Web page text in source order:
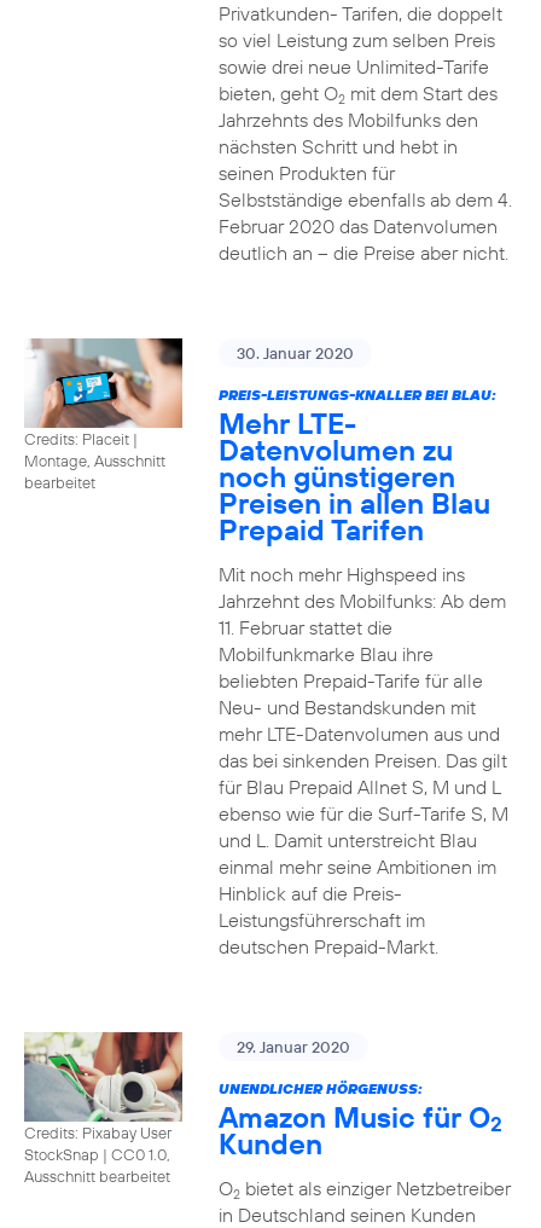
Privatkunden- Tarifen, die doppelt
so viel Leistung zum selben Preis
sowie drei neue Unlimited-Tarife
bieten, geht O2mit dem Start des
Jahrzehnts des Mobilfunks den
nächsten Schritt und hebt in
seinen Produkten für
Selbstständige ebenfalls ab dem 4.
Februar 2020 das Datenvolumen
deutlich an – die Preise aber nicht.
Credits: Placeit |
Montage, Ausschnitt
bearbeitet
30. Januar 2020
PREIS-LEISTUNGS-KNALLER BEI BLAU:
Mehr LTE-
Datenvolumen zu
noch günstigeren
Preisen in allen Blau
Prepaid Tarifen
Mit noch mehr Highspeed ins
Jahrzehnt des Mobilfunks: Ab dem
11. Februar stattet die
Mobilfunkmarke Blau ihre
beliebten Prepaid-Tarife für alle
Neu- und Bestandskunden mit
mehr LTE-Datenvolumen aus und
das bei sinkenden Preisen. Das gilt
für Blau Prepaid Allnet S, M und L
ebenso wie für die Surf-Tarife S, M
und L. Damit unterstreicht Blau
einmal mehr seine Ambitionen im
Hinblick auf die Preis-
Leistungsführerschaft im
deutschen Prepaid-Markt.
Credits: Pixabay User
StockSnap | CC0 1.0,
Ausschnitt bearbeitet
29. Januar 2020
UNENDLICHER HÖRGENUSS:
Amazon Music für O2
Kunden
O2bietet als einziger Netzbetreiber
in Deutschland seinen Kunden